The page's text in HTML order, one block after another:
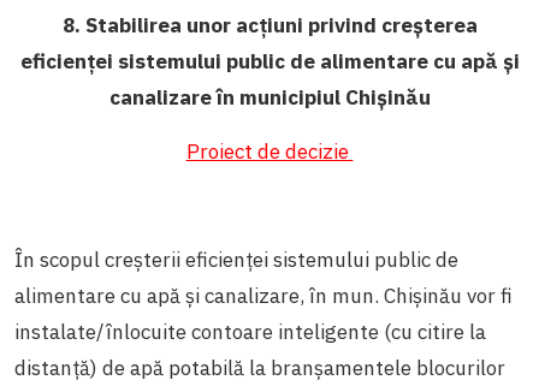
8. Stabilirea unor acțiuni privind creșterea
eficienței sistemului public de alimentare cu apă și
canalizare în municipiul Chișinău
Proiect de decizie
În scopul creșterii eficienței sistemului public de
alimentare cu apă și canalizare, în mun. Chișinău vor fi
instalate/înlocuite contoare inteligente (cu citire la
distanță) de apă potabilă la branșamentele blocurilor